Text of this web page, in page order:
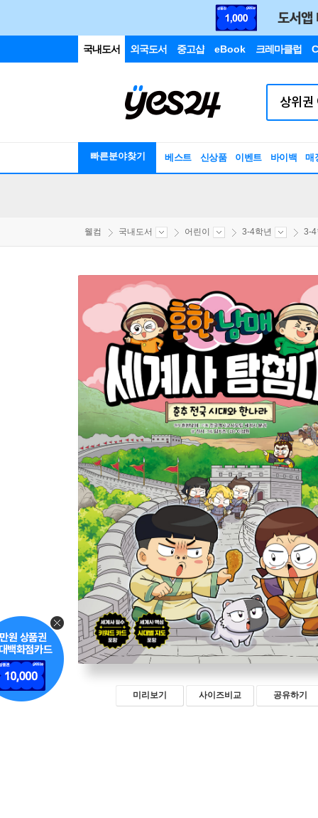
국내도서 외국도서 중고샵 eBook 크레마클럽
빠른분야찾기 베스트 신상품 이벤트 바이백 매
웰컴 국내도서 어린이 3-4학년 3-4
미리보기 사이즈비교 공유하기